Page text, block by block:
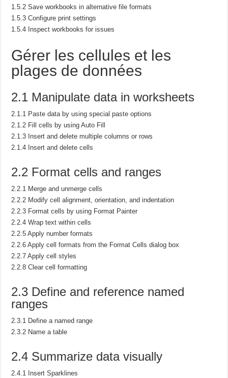
1.5.2 Save workbooks in alternative file formats
1.5.3 Configure print settings
1.5.4 Inspect workbooks for issues
Gérer les cellules et les
plages de données
2.1 Manipulate data in worksheets
2.1.1 Paste data by using special paste options
2.1.2 Fill cells by using Auto Fill
2.1.3 Insert and delete multiple columns or rows
2.1.4 Insert and delete cells
2.2 Format cells and ranges
2.2.1 Merge and unmerge cells
2.2.2 Modify cell alignment, orientation, and indentation
2.2.3 Format cells by using Format Painter
2.2.4 Wrap text within cells
2.2.5 Apply number formats
2.2.6 Apply cell formats from the Format Cells dialog box
2.2.7 Apply cell styles
2.2.8 Clear cell formatting
2.3 Define and reference named
ranges
2.3.1 Define a named range
2.3.2 Name a table
2.4 Summarize data visually
2.4.1 Insert Sparklines